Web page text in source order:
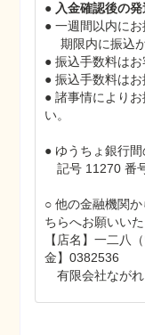
● 入金確認後の発
● 一週間以内にお
期限内に振込が
● 振込手数料はお
● 振込手数料はお
● 諸事情により
い。
● ゆうちょ銀行
記号 11270 番
○ 他の金融機関
ちらへお願いいた
【店名】一二八
金】0382536
有限会社ながれ